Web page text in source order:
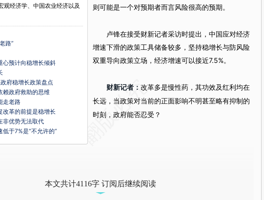
观经济学、中国农业经济以及
路”
心预计向稳增长倾斜
府稳增长政策盘点
赖政府救助的思维
走老路
改革的前提是稳增长
非优势无法取代
于7%是“不允许的”
则可能是一个对预期者而言风险很高的预期。
卢锋在接受财新记者采访时提出，中国应对经济
增速下滑的政策工具储备较多，坚持稳增长与防风险
双重导向政策立场，经济增速可以接近7.5%。
财新记者： 改革多是慢性药，其功效及红利均在
长远，当政策对当前的正面影响不明甚至略有抑制的
时刻，政府能否忍受？
本文共计4116字 订阅后继续阅读